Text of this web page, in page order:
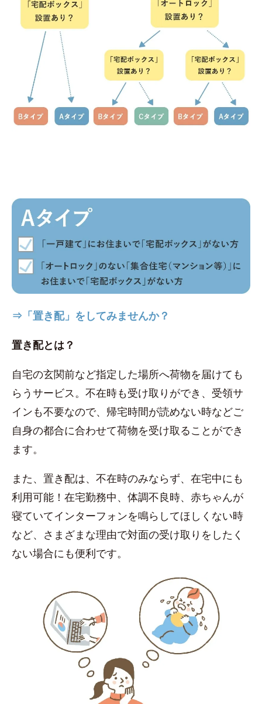
⇒「置き配」をしてみませんか？
置き配とは？
自宅の玄関前など指定した場所へ荷物を届けても
らうサービス。不在時も受け取りができ、受領サ
インも不要なので、帰宅時間が読めない時などご
自身の都合に合わせて荷物を受け取ることができ
ます。
また、置き配は、不在時のみならず、在宅中にも
利用可能！在宅勤務中、体調不良時、赤ちゃんが
寝ていてインターフォンを鳴らしてほしくない時
など、さまざまな理由で対面の受け取りをしたく
ない場合にも便利です。